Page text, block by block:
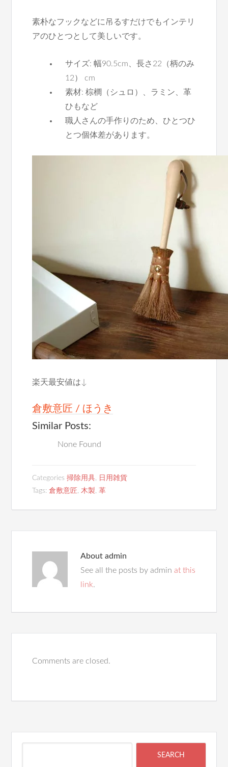
素朴なフックなどに吊るすだけでもインテリ
アのひとつとして美しいです。
サイズ: 幅90.5cm、長さ22（柄のみ
12） cm
素材: 棕櫚（シュロ）、ラミン、革
ひもなど
職人さんの手作りのため、ひとつひ
とつ個体差があります。
楽天最安値は↓
倉敷意匠 / ほうき
Similar Posts:
None Found
Categories掃除用具, 日用雑貨
Tags:倉敷意匠,木製,革
About admin
See all the posts by adminat this
link.
Comments are closed.